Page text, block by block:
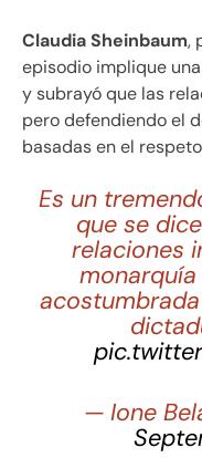
Claudia Sheinbaum,
episodio implique
y subrayó que las
pero defendiendo el
basadas en el
Es un
que se
relaciones
— Ione